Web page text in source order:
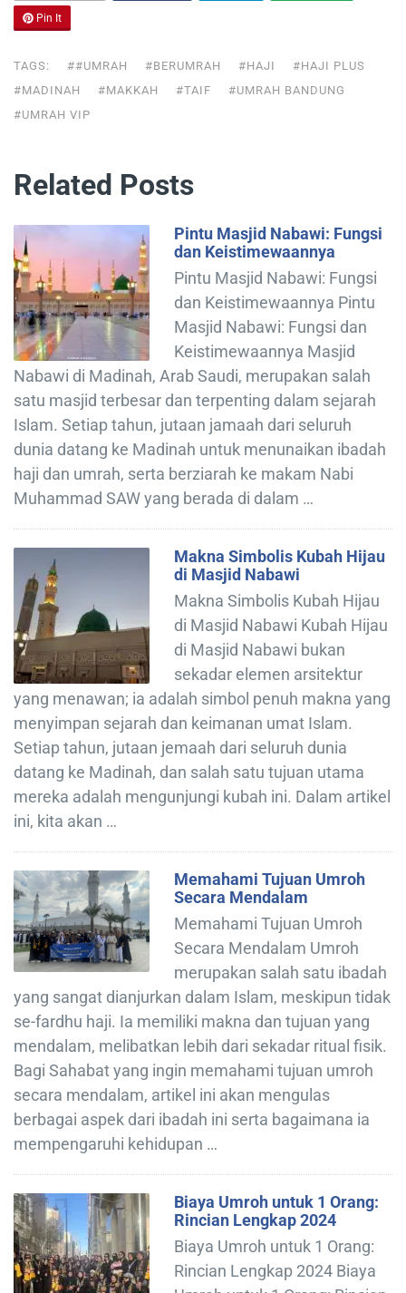
Pin It
TAGS: ##UMRAH #BERUMRAH #HAJI
#HAJI PLUS
#MADINAH
#MAKKAH #TAIF
#UMRAH BANDUNG
#UMRAH VIP
Related Posts
Pintu Masjid Nabawi: Fungsi
dan Keistimewaannya
Pintu Masjid Nabawi: Fungsi
dan Keistimewaannya Pintu
Masjid Nabawi: Fungsi dan
Keistimewaannya Masjid
Nabawi di Madinah, Arab Saudi, merupakan salah
satu masjid terbesar dan terpenting dalam sejarah
Islam. Setiap tahun, jutaan jamaah dari seluruh
dunia datang ke Madinah untuk menunaikan ibadah
haji dan umrah, serta berziarah ke makam Nabi
Muhammad SAW yang berada di dalam …
Makna Simbolis Kubah Hijau
di Masjid Nabawi
Makna Simbolis Kubah Hijau
di Masjid Nabawi Kubah Hijau
di Masjid Nabawi bukan
sekadar elemen arsitektur
yang menawan; ia adalah simbol penuh makna yang
menyimpan sejarah dan keimanan umat Islam.
Setiap tahun, jutaan jemaah dari seluruh dunia
datang ke Madinah, dan salah satu tujuan utama
mereka adalah mengunjungi kubah ini. Dalam artikel
ini, kita akan …
Memahami Tujuan Umroh
Secara Mendalam
Memahami Tujuan Umroh
Secara Mendalam Umroh
merupakan salah satu ibadah
yang sangat dianjurkan dalam Islam, meskipun tidak
se-fardhu haji. Ia memiliki makna dan tujuan yang
mendalam, melibatkan lebih dari sekadar ritual fisik.
Bagi Sahabat yang ingin memahami tujuan umroh
secara mendalam, artikel ini akan mengulas
berbagai aspek dari ibadah ini serta bagaimana ia
mempengaruhi kehidupan …
Biaya Umroh untuk 1 Orang:
Rincian Lengkap 2024
Biaya Umroh untuk 1 Orang:
Rincian Lengkap 2024 Biaya